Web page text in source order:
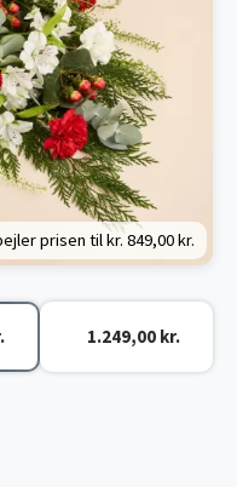
prisen til kr.849,00 kr.
1.249,00 kr.